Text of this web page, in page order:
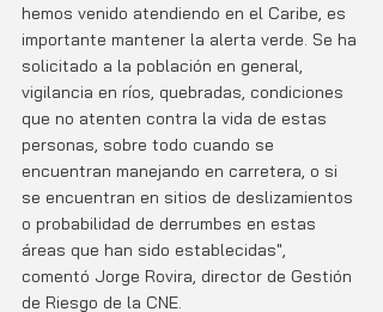
hemos venido atendiendo en el Caribe, es
importante mantener la alerta verde. Se ha
solicitado a la población en general,
vigilancia en ríos, quebradas, condiciones
que no atenten contra la vida de estas
personas, sobre todo cuando se
encuentran manejando en carretera, o si
se encuentran en sitios de deslizamientos
o probabilidad de derrumbes en estas
áreas que han sido establecidas",
comentó Jorge Rovira, director de Gestión
de Riesgo de la CNE.